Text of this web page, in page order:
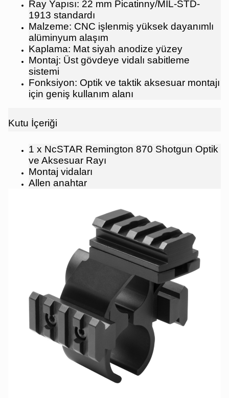
Ray Yapısı: 22 mm Picatinny/MIL-STD-
1913 standardı
Malzeme: CNC işlenmiş yüksek dayanımlı
alüminyum alaşım
Kaplama: Mat siyah anodize yüzey
Montaj: Üst gövdeye vidalı sabitleme
sistemi
Fonksiyon: Optik ve taktik aksesuar montajı
için geniş kullanım alanı
Kutu İçeriği
1 x NcSTAR Remington 870 Shotgun Optik
ve Aksesuar Rayı
Montaj vidaları
Allen anahtar